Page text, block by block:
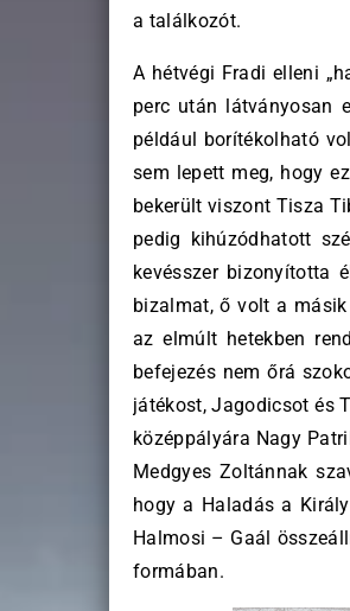
a találkozót.
A hétvégi Fradi elleni
perc után látványosan
például borítékolható
sem lepett meg, hogy
bekerült viszont Tisza
pedig kihúzódhatott
kevésszer bizonyította
bizalmat, ő volt a
az elmúlt hetekben
befejezés nem őrá
játékost, Jagodicsot és
középpályára Nagy
Medgyes Zoltánnak
hogy a Haladás a
Halmosi – Gaál
formában.